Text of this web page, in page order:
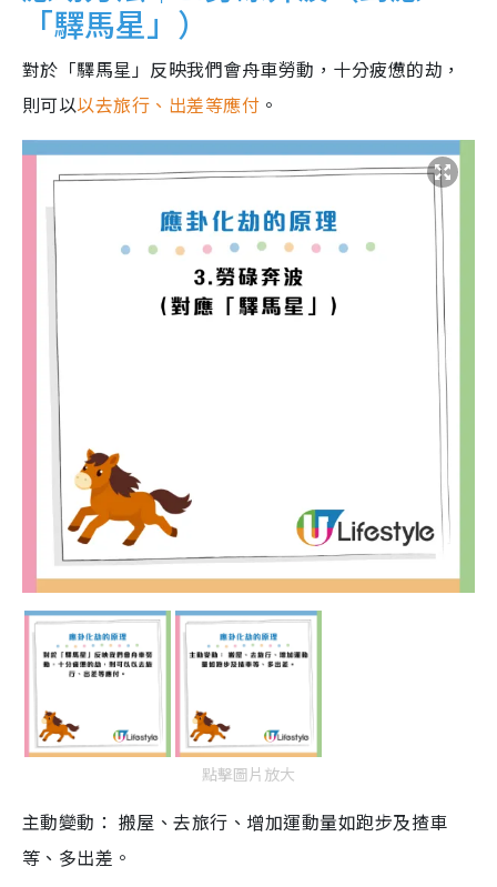
「驛馬星」）
對於「驛馬星」反映我們會舟車勞動，十分疲憊的劫，
則可以以去旅行、出差等應付 。
點擊圖片放大
主動變動： 搬屋、去旅行、增加運動量如跑步及揸車
等、多出差。